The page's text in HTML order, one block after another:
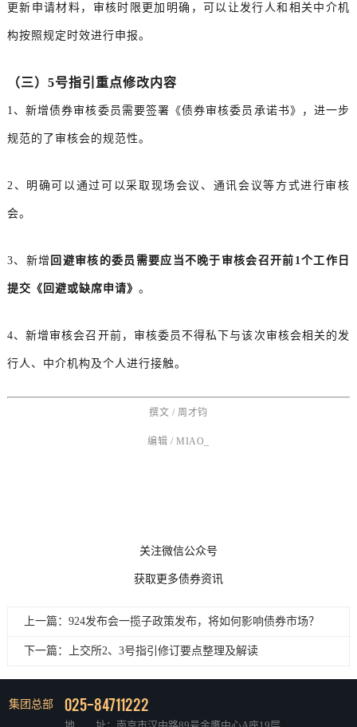
更新申请材料，审核时限更加明确，可以让发行人和相关中介机
构按照规定时效进行申报。
（三）5号指引重点修改内容
1、新增债券审核委员需要签署《债券审核委员承诺书》，进一步
规范的了审核会的规范性。
2、明确可以通过可以采取现场会议、通讯会议等方式进行审核
会。
3、新增 回避审核的委员需要应当不晚于审核会召开前1个工作日
提交《回避或缺席申请》 。
4、新增审核会召开前，审核委员不得私下与该次审核会相关的发
行人、中介机构及个人进行接触。
撰文 / 周才钧
编辑 / MIAO_
关注微信公众号
获取更多债券资讯
上一篇：924发布会一揽子政策发布，将如何影响债券市场？
下一篇：上交所2、3号指引修订要点整理及解读
集团总部 025-84711222